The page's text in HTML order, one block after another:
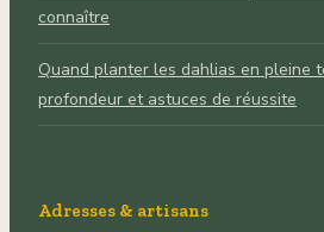
connaître
Quand planter les dahlias en pleine
profondeur et astuces de réussite
Adresses & artisans